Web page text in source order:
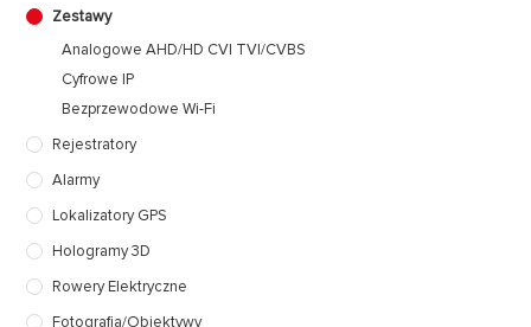
Zestawy
Analogowe AHD/HD CVI TVI/CVBS
Cyfrowe IP
Bezprzewodowe Wi-Fi
Rejestratory
Alarmy
Lokalizatory GPS
Hologramy 3D
Rowery Elektryczne
Fotografia/Obiektywy